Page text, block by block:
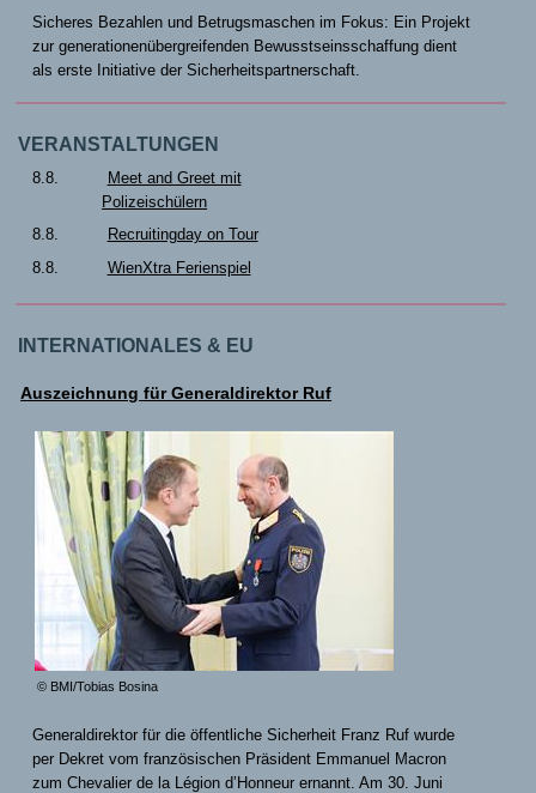
Sicheres Bezahlen und Betrugsmaschen im Fokus: Ein Projekt
zur generationenübergreifenden Bewusstseinsschaffung dient
als erste Initiative der Sicherheitspartnerschaft.
VERANSTALTUNGEN
8.8.
Meet and Greet mit
Polizeischülern
8.8.
Recruitingday on Tour
8.8.
WienXtra Ferienspiel
INTERNATIONALES & EU
Auszeichnung für Generaldirektor Ruf
© BMI/Tobias Bosina
Generaldirektor für die öffentliche Sicherheit Franz Ruf wurde
per Dekret vom französischen Präsident Emmanuel Macron
zum Chevalier de la Légion d’Honneur ernannt. Am 30. Juni